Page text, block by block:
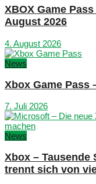
XBOX Game
August 2026
4. August 2026
News
Xbox Game Pass
7. Juli 2026
News
Xbox – Tausende
trennt sich von